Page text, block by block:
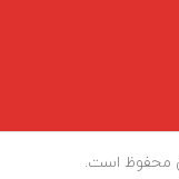
محفوظ است.